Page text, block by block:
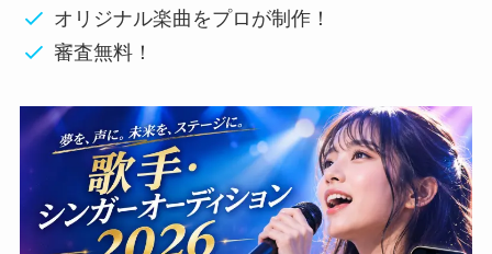
オリジナル楽曲をプロが制作！
審査無料！